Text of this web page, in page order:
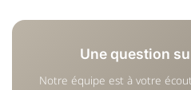
Une question
Notre équipe est à votre